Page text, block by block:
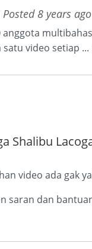
Posted 8 years ago
anggota
video setiap ...
Shalibu
video ada gak
saran dan